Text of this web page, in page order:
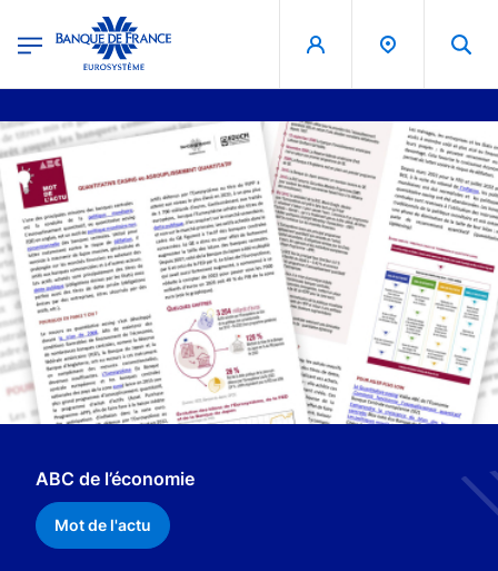
Banque de France - Menu Principal
ABC de l’économie
Mot de l'actu